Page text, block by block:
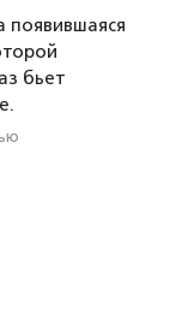
появившаяся
бьет